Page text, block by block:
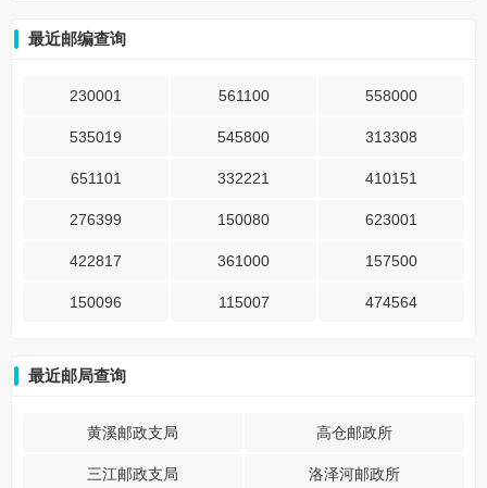
最近邮编查询
230001 561100 558000
535019 545800 313308
651101 332221 410151
276399 150080 623001
422817 361000 157500
150096 115007 474564
最近邮局查询
黄溪邮政支局 高仓邮政所
三江邮政支局 洛泽河邮政所